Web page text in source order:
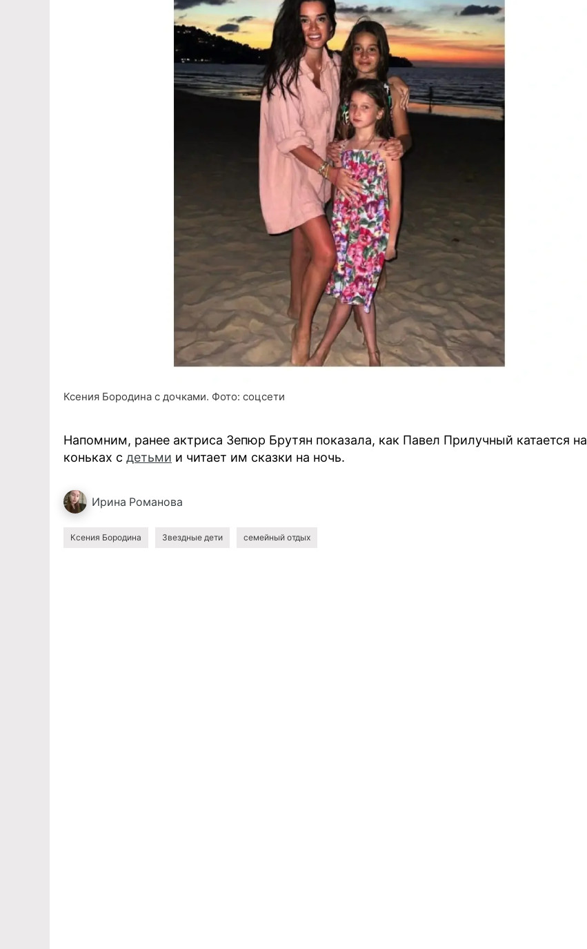
Ксения Бородина с дочками. Фото: соцсети
Напомним, ранее актриса Зепюр Брутян показала, как Павел Прилучный катается на
коньках с детьми и читает им сказки на ночь.
Ирина Романова
Ксения Бородина Звездные дети семейный отдых